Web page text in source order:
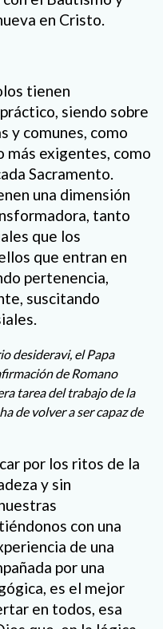
en Cristo.
tienen
siendo sobre
y comunes, como
más exigentes, como
Sacramento.
una dimensión
tanto
que los
que entran en
pertenencia,
suscitando
desideravi, el Papa
de Romano
tarea del trabajo de la
de volver a ser capaz de
por los ritos de la
y sin
con una
de una
por una
es el mejor
en todos, esa